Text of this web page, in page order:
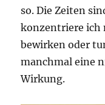
so. Die Zeiten
konzentriere ich
bewirken oder
manchmal eine
Wirkung.